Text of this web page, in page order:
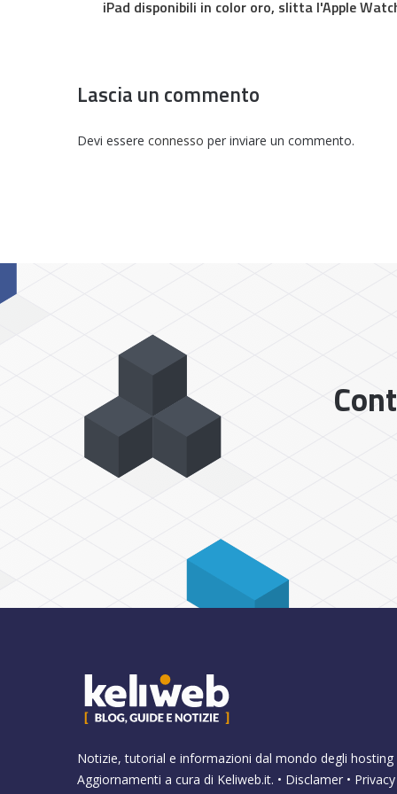
iPad disponibili in color oro, slitta l'Apple
Lascia un commento
Devi essere connesso per inviare un commento.
Notizie, tutorial e informazioni dal mondo degli hosting
Aggiornamenti a cura di Keliweb.it. • Disclamer •